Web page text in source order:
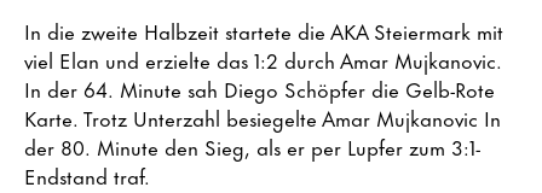
In die zweite Halbzeit startete die AKA Steiermark mit
viel Elan und erzielte das 1:2 durch Amar Mujkanovic.
In der 64. Minute sah Diego Schöpfer die Gelb-Rote
Karte. Trotz Unterzahl besiegelte Amar Mujkanovic In
der 80. Minute den Sieg, als er per Lupfer zum 3:1-
Endstand traf.